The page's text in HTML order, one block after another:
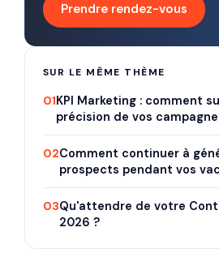
Prendre rendez-vous
SUR LE MÊME THÈME
01KPI Marketing : comment
précision de vos
02Comment continuer à
prospects pendant vos
03Qu'attendre de votre
2026 ?